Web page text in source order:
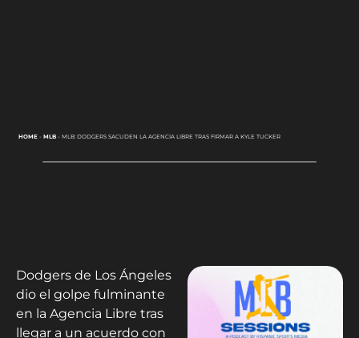
HOME- MLB- MLB: DODGERS SACUDEN LA AGENCIA LIBRE TRAS FIRMAR A KYLE TUCKER
Dodgers de Los Ángeles
dio el golpe fulminante
en la Agencia Libre tras
llegar a un acuerdo con